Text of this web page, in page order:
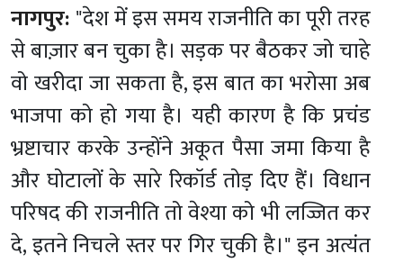
नागपुर: "देश में इस समय राजनीति का पूरी तरह
से बाज़ार बन चुका है। सड़क पर बैठकर जो चाहे
वो खरीदा जा सकता है, इस बात का भरोसा अब
भाजपा को हो गया है। यही कारण है कि प्रचंड
भ्रष्टाचार करके उन्होंने अकूत पैसा जमा किया है
और घोटालों के सारे रिकॉर्ड तोड़ दिए हैं। विधान
परिषद की राजनीति तो वेश्या को भी लज्जित कर
दे, इतने निचले स्तर पर गिर चुकी है।" इन अत्यंत